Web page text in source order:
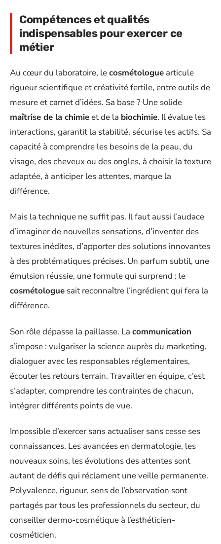
Compétences et qualités
indispensables pour exercer ce
métier
Au cœur du laboratoire, lecosmétologue articule
rigueur scientifique et créativité fertile, entre outils de
mesure et carnet d’idées. Sa base ? Une solide
maîtrise de la chimieet de la biochimie. Il évalue les
interactions, garantit la stabilité, sécurise les actifs. Sa
capacité à comprendre les besoins de la peau, du
visage, des cheveux ou des ongles, à choisir la texture
adaptée, à anticiper les attentes, marque la
différence.
Mais la technique ne suffit pas. Il faut aussi l’audace
d’imaginer de nouvelles sensations, d’inventer des
textures inédites, d’apporter des solutions innovantes
à des problématiques précises. Un parfum subtil, une
émulsion réussie, une formule qui surprend : le
cosmétologue sait reconnaître l’ingrédient qui fera la
différence.
Son rôle dépasse la paillasse. La communication
s’impose : vulgariser la science auprès du marketing,
dialoguer avec les responsables réglementaires,
écouter les retours terrain. Travailler en équipe, c’est
s’adapter, comprendre les contraintes de chacun,
intégrer différents points de vue.
Impossible d’exercer sans actualiser sans cesse ses
connaissances. Les avancées en dermatologie, les
nouveaux soins, les évolutions des attentes sont
autant de défis qui réclament une veille permanente.
Polyvalence, rigueur, sens de l’observation sont
partagés par tous les professionnels du secteur, du
conseiller dermo-cosmétique à l’esthéticien-
cosméticien.